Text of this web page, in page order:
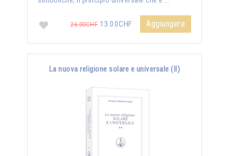
26.00CHF 13.00CHF Aggiungere
La nuova religione solare e universale (II)